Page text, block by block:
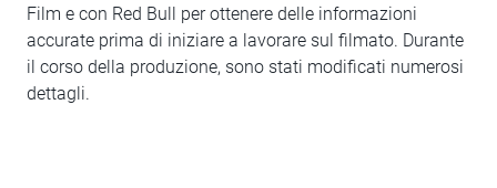
Film e con Red Bull per ottenere delle informazioni
accurate prima di iniziare a lavorare sul filmato. Durante
il corso della produzione, sono stati modificati numerosi
dettagli.